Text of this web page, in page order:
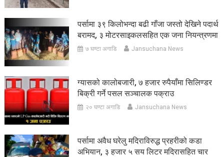
पर्सामा ३९ किलोभन्दा बढी गाँजा जस्तो देखिने पदार्थ
बरामद, ३ मोटरसाइकलसहित एक जना नियन्त्रणमा
७ घण्टा अगाडि Jansuchana News
ग्यासको कालोबजारी, ७ हजार रुपैयाँमा सिलिण्डर
बिक्री गर्ने पसल सञ्चालक पक्राउ
२० घण्टा अगाडि Jansuchana News
पर्सामा अवैध घरेलु मदिराविरुद्ध प्रहरीको कडा
अभियान, ३ हजार ५ सय लिटर मदिरासहित चार